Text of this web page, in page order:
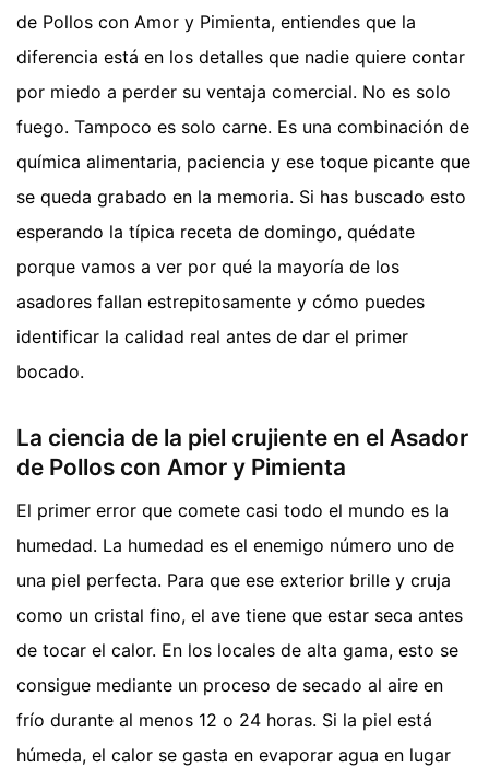
de Pollos con Amor y Pimienta, entiendes que la
diferencia está en los detalles que nadie quiere contar
por miedo a perder su ventaja comercial. No es solo
fuego. Tampoco es solo carne. Es una combinación de
química alimentaria, paciencia y ese toque picante que
se queda grabado en la memoria. Si has buscado esto
esperando la típica receta de domingo, quédate
porque vamos a ver por qué la mayoría de los
asadores fallan estrepitosamente y cómo puedes
identificar la calidad real antes de dar el primer
bocado.
La ciencia de la piel crujiente en el Asador
de Pollos con Amor y Pimienta
El primer error que comete casi todo el mundo es la
humedad. La humedad es el enemigo número uno de
una piel perfecta. Para que ese exterior brille y cruja
como un cristal fino, el ave tiene que estar seca antes
de tocar el calor. En los locales de alta gama, esto se
consigue mediante un proceso de secado al aire en
frío durante al menos 12 o 24 horas. Si la piel está
húmeda, el calor se gasta en evaporar agua en lugar